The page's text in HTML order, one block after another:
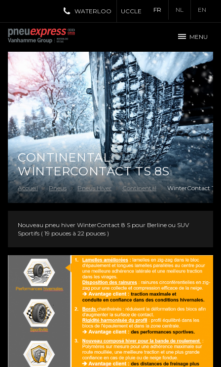
FR NL EN
WATERLOO UCCLE
MENU
CONTINENTAL
WINTERCONTACT TS 8S
Accueil Pneus Pneus Hiver Continental WinterContact TS
Nouveau pneu hiver WinterContact 8 S pour Berline ou SUV
Sportifs ( 19 pouces à 22 pouces )